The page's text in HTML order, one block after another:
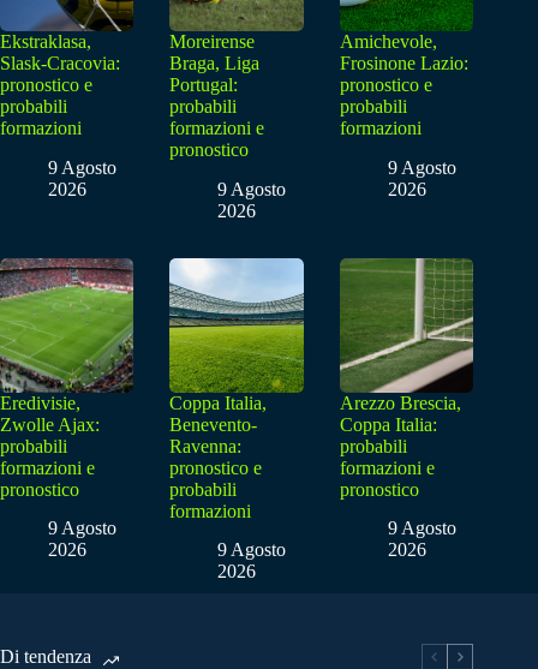
Ekstraklasa,
Slask-Cracovia:
pronostico e
probabili
formazioni
9 Agosto
2026
Moreirense
Braga, Liga
Portugal:
probabili
formazioni e
pronostico
9 Agosto
2026
Amichevole,
Frosinone Lazio:
pronostico e
probabili
formazioni
9 Agosto
2026
Eredivisie,
Zwolle Ajax:
probabili
formazioni e
pronostico
9 Agosto
2026
Coppa Italia,
Benevento-
Ravenna:
pronostico e
probabili
formazioni
9 Agosto
2026
Arezzo Brescia,
Coppa Italia:
probabili
formazioni e
pronostico
9 Agosto
2026
Di tendenza